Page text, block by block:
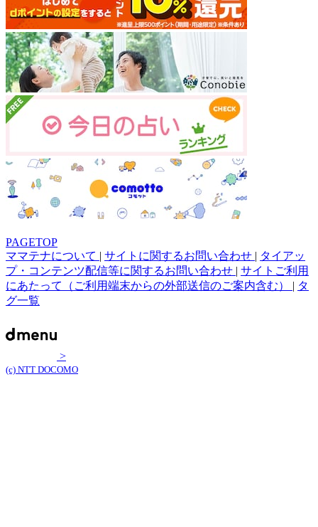
PAGETOP
ママテナについて | サイトに関するお問い合わせ | タイアッ
プ・コンテンツ配信等に関するお問い合わせ | サイトご利用
にあたって（ご利用端末からの外部送信のご案内含む） | タ
グ一覧
>
(c) NTT DOCOMO